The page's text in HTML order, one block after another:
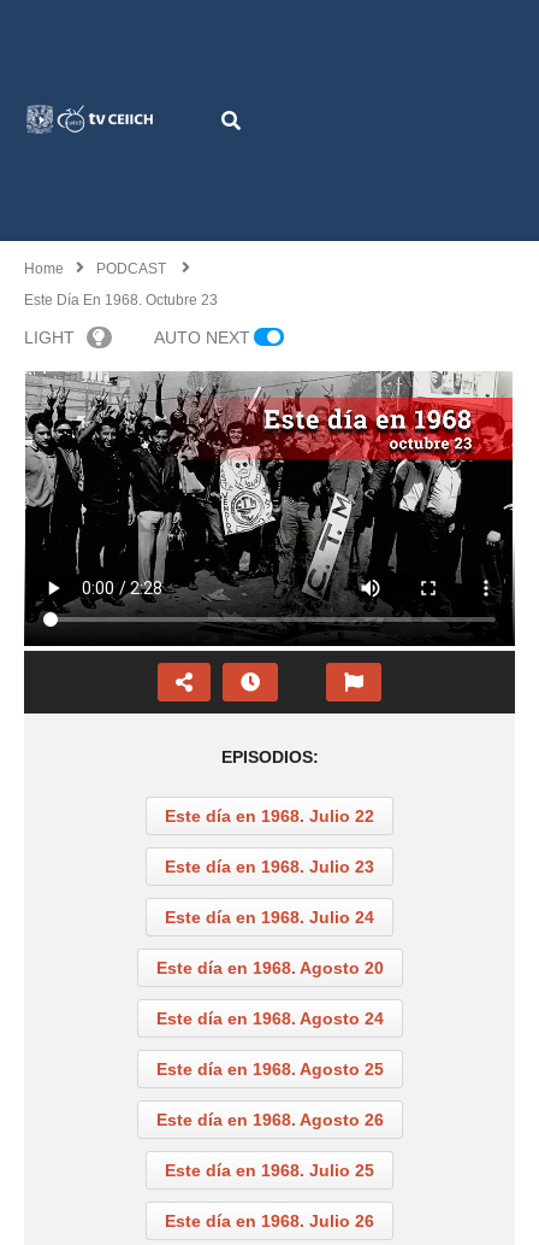
Home
PODCAST
Este Día En 1968. Octubre 23
LIGHT AUTO NEXT
EPISODIOS:
Este día en 1968. Julio 22
Este día en 1968. Julio 23
Este día en 1968. Julio 24
Este día en 1968. Agosto 20
Este día en 1968. Agosto 24
Este día en 1968. Agosto 25
Este día en 1968. Agosto 26
Este día en 1968. Julio 25
Este día en 1968. Julio 26